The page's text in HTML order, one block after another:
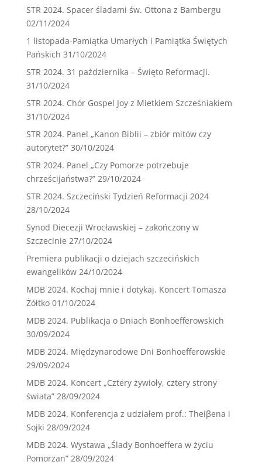
STR 2024. Spacer śladami św. Ottona z Bambergu
02/11/2024
1 listopada-Pamiątka Umarłych i Pamiątka Świętych
Pańskich 31/10/2024
STR 2024. 31 października – Święto Reformacji.
31/10/2024
STR 2024. Chór Gospel Joy z Mietkiem Szcześniakiem
31/10/2024
STR 2024. Panel „Kanon Biblii – zbiór mitów czy
autorytet?” 30/10/2024
STR 2024. Panel „Czy Pomorze potrzebuje
chrześcijaństwa?” 29/10/2024
STR 2024. Szczeciński Tydzień Reformacji 2024
28/10/2024
Synod Diecezji Wrocławskiej – zakończony w
Szczecinie 27/10/2024
Premiera publikacji o dziejach szczecińskich
ewangelików 24/10/2024
MDB 2024. Kochaj mnie i dotykaj. Koncert Tomasza
Żółtko 01/10/2024
MDB 2024. Publikacja o Dniach Bonhoefferowskich
30/09/2024
MDB 2024. Międzynarodowe Dni Bonhoefferowskie
29/09/2024
MDB 2024. Koncert „Cztery żywioły, cztery strony
świata” 28/09/2024
MDB 2024. Konferencja z udziałem prof.: Theiβena i
Sojki 28/09/2024
MDB 2024. Wystawa „Ślady Bonhoeffera w życiu
Pomorzan” 28/09/2024